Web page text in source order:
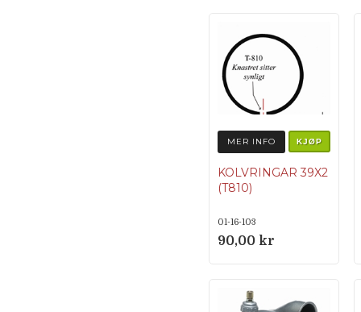
MER INFO KJØP
KOLVRINGAR 39X2
(T810)
01-16-103
90,00 kr